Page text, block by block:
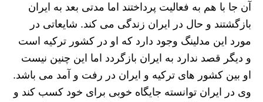
آن جا با هم به فعالیت پرداختند اما مدتی بعد به ایران
بازگشتند و حال در ایران زندگی می کند. شایعاتی در
مورد این مدلینگ وجود دارد که او در کشور ترکیه است
و دیگر قصد ندارد به ایران بازگردد اما این چنین نیست
او بین کشور های ترکیه و ایران در رفت و آمد می باشد.
وی در ایران توانسته جایگاه خوبی برای خود کسب کند و